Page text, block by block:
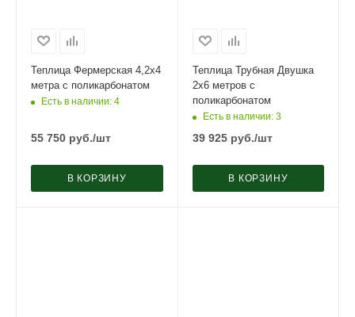
Теплица Фермерская 4,2х4
метра с поликарбонатом
Есть в наличии: 4
55 750 руб./шт
В КОРЗИНУ
Теплица Трубная Двушка
2х6 метров с
поликарбонатом
Есть в наличии: 3
39 925руб./шт
В КОРЗИНУ